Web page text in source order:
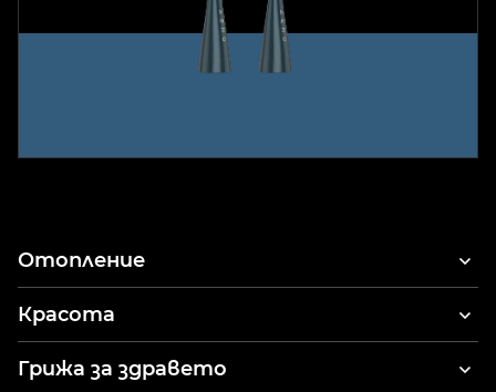
Отопление
Красота
Стайлер за коса и сешоар
Грижа за здравето